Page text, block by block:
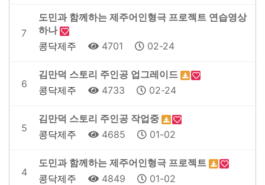
7
도민과 함께하는 제주어인형극 프로젝트 연습영상
하나
콩닥제주
4701 02-24
6
김만덕 스토리 주인공 업그레이드
콩닥제주
4733 02-24
5
김만덕 스토리 주인공 작업중
콩닥제주
4685 01-02
4
도민과 함께하는 제주어인형극 프로젝트
콩닥제주
4849 01-02